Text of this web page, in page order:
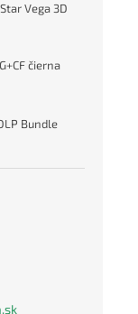
Vega 3D
čierna
Bundle